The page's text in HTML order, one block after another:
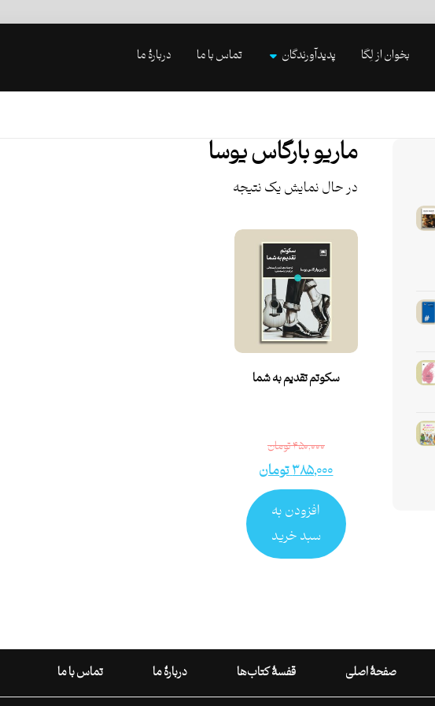
بخوان از لِگا پدیدآورندگان تماس با ما دربارۀ ما
ماریو بارگاس یوسا
در حال نمایش یک نتیجه
سکوتم تقدیم به شما
۴۵۰,۰۰۰تومان
۳۸۵,۰۰۰تومان
افزودن به
سبد خرید
صفحۀ اصلی قفسۀ کتاب‌ها دربارۀ ما تماس با ما